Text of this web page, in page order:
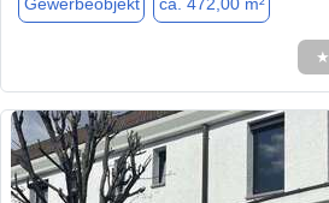
Gewerbeobjekt ca. 472,00 m²
★